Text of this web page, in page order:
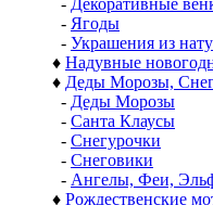
- Декоративные
- Ягоды
- Украшения из
♦ Надувные
♦ Деды Морозы,
- Деды Морозы
- Санта Клаусы
- Снегурочки
- Снеговики
- Ангелы, Феи,
♦ Рождественские